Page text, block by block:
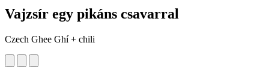
Vajzsír egy pikáns csavarral
Czech Ghee Ghí + chili